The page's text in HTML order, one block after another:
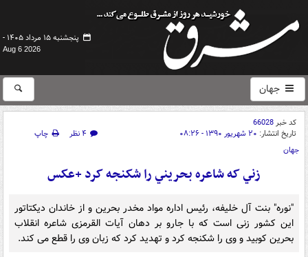
پنجشنبه ۱۵ مرداد ۱۴۰۵ -
Aug 6 2026
جهان
کد خبر66028
تاریخ انتشار: ۲۰ شهریور ۱۳۹۰ - ۰۸:۲۶ ۴ نظر
چاپ
جهان
زني که شاعره بحريني را شکنجه کرد +عکس
"نوره" بنت آل خلیفه، رئیس اداره مواد مخدر بحرین و از خاندان دیکتاتور
این کشور زنی است که با جارو بر دهان آیات القرمزی شاعره انقلاب
بحرین کوبید و وی را شکنجه کرد و تهدید کرد که زبان وی را قطع می کند.